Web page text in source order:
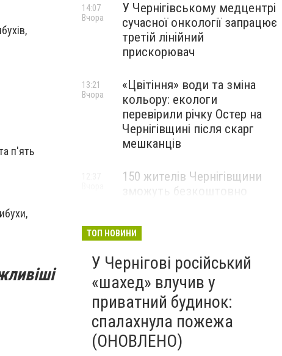
п'ять
У Чернігівському медцентрі
сучасної онкології запрацює
третій лінійний
прискорювач
14:07
Вчора
«Цвітіння» води та зміна
кольору: екологи
перевірили річку Остер на
Чернігівщині після скарг
мешканців
13:21
Вчора
150 жителів Чернігівщини
зможуть безкоштовно
ТОП НОВИНИ
У Чернігові російський
«шахед» влучив у
приватний будинок:
спалахнула пожежа
(ОНОВЛЕНО)